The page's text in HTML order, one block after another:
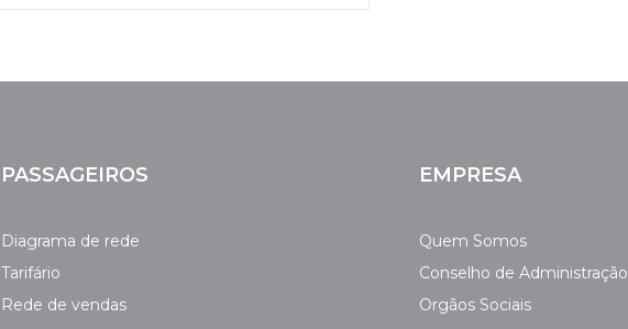
PASSAGEIROS
Diagrama de rede
Tarifário
Rede de vendas
EMPRESA
Quem Somos
Conselho de Administração
Orgãos Sociais